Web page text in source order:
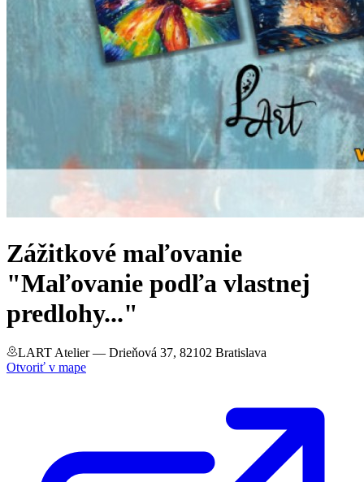
Zážitkové maľovanie
"Maľovanie podľa vlastnej
predlohy..."
LART Atelier— Drieňová 37, 82102 Bratislava
Otvoriť v mape